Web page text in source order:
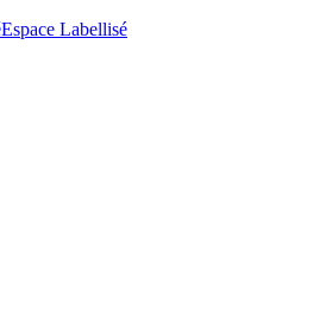
Espace Labellisé